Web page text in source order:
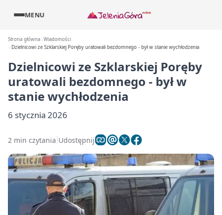
MENU
Strona główna Wiadomości
Dzielnicowi ze Szklarskiej Poręby uratowali bezdomnego - był w stanie wychłodzenia
Dzielnicowi ze Szklarskiej Poręby
uratowali bezdomnego - był w
stanie wychłodzenia
6 stycznia 2026
2 min czytania Udostępnij